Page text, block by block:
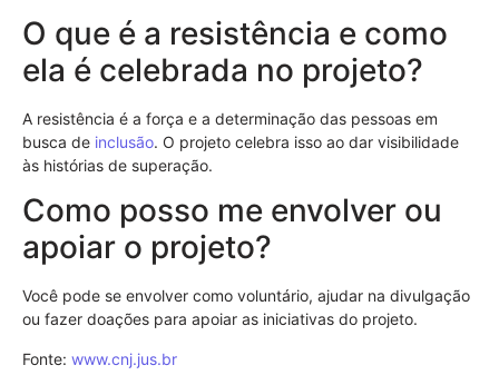
O que é a resistência e como
ela é celebrada no projeto?
A resistência é a força e a determinação das pessoas em
busca de inclusão. O projeto celebra isso ao dar visibilidade
às histórias de superação.
Como posso me envolver ou
apoiar o projeto?
Você pode se envolver como voluntário, ajudar na divulgação
ou fazer doações para apoiar as iniciativas do projeto.
Fonte: www.cnj.jus.br